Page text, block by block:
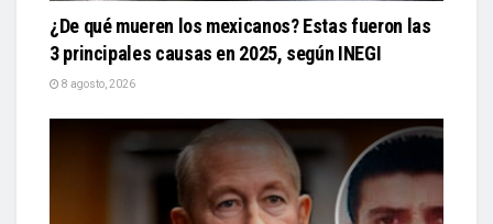
¿De qué mueren los mexicanos? Estas fueron las
3 principales causas en 2025, según INEGI
8 agosto, 2026